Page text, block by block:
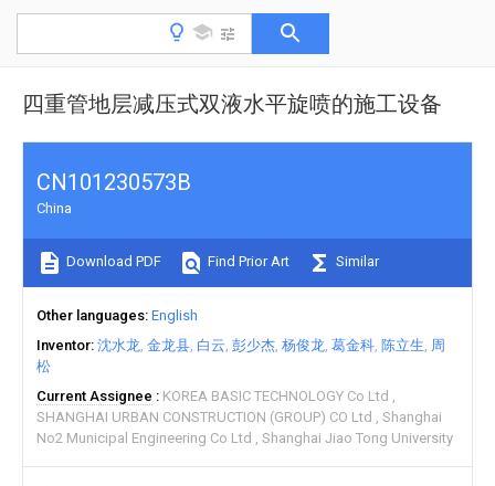
四重管地层减压式双液水平旋喷的施工设备
CN101230573B
China
Download PDF Find Prior Art Similar
Other languages English
Inventor 沈水龙 金龙县 白云 彭少杰 杨俊龙 葛金科 陈立生 周
松
Current Assignee
KOREA BASIC TECHNOLOGY Co Ltd
SHANGHAI URBAN CONSTRUCTION (GROUP) CO Ltd
Shanghai
No2 Municipal Engineering Co Ltd
Shanghai Jiao Tong University